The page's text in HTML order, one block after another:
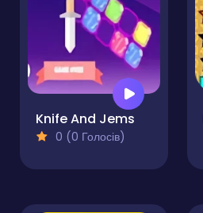
Knife And Jems
0 (0 Голосів)